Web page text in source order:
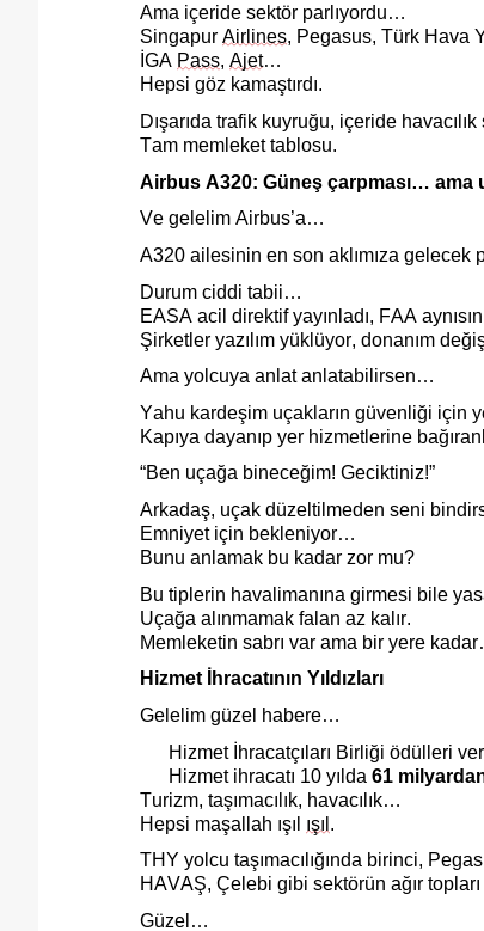
Ama içeride sektör parlıyordu…
Singapur Airlines, Pegasus, Türk Hava
İGA Pass, Ajet…
Hepsi göz kamaştırdı.
Dışarıda trafik kuyruğu, içeride havacılık
Tam memleket tablosu.
Airbus A320: Güneş çarpması… ama
Ve gelelim Airbus’a…
A320 ailesinin en son aklımıza gelecek
Durum ciddi tabii…
EASA acil direktif yayınladı, FAA
Şirketler yazılım yüklüyor, donanım
Ama yolcuya anlat anlatabilirsen…
Yahu kardeşim uçakların güvenliği için
Kapıya dayanıp yer hizmetlerine
“Ben uçağa bineceğim! Geciktiniz!”
Arkadaş, uçak düzeltilmeden seni
Emniyet için bekleniyor…
Bunu anlamak bu kadar zor mu?
Bu tiplerin havalimanına girmesi bile
Uçağa alınmamak falan az kalır.
Memleketin sabrı var ama bir yere
Hizmet İhracatının Yıldızları
Gelelim güzel habere…
Hizmet İhracatçıları Birliği ödülleri
Hizmet ihracatı 10 yılda 61
Turizm, taşımacılık, havacılık…
Hepsi maşallah ışıl ışıl .
THY yolcu taşımacılığında birinci,
HAVAŞ, Çelebi gibi sektörün ağır
Güzel…